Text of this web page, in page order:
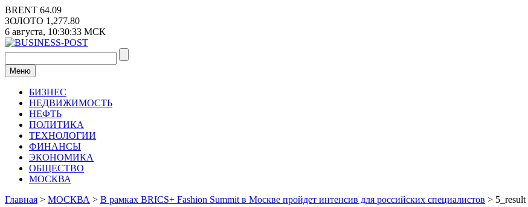
Перейти
к
содержимому
BRENT 64.09
ЗОЛОТО 1,277.80
6 августа, 10:30:33 МСК
Меню
БИЗНЕС
НЕДВИЖИМОСТЬ
НЕФТЬ
ПОЛИТИКА
ТЕХНОЛОГИИ
ФИНАНСЫ
ЭКОНОМИКА
ОБЩЕСТВО
МОСКВА
Главная > МОСКВА > В рамках BRICS+ Fashion Summit в Москве пройдет интенсив для российских специалистов > 5_result